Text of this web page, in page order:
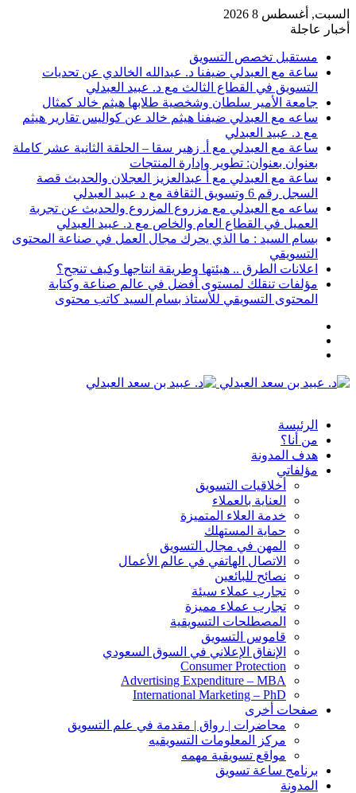
السبت, أغسطس 8 2026
أخبار عاجلة
مستقبل تخصص التسويق
ساعة مع العبدلي ضيفنا د. عبدالله الخالدي عن تحديات
التسويق في القطاع الثالث مع د. عبيد العبدلي
جامعة الأمير سلطان وشخصية طلابها هيثم خالد كمثال
ساعه مع العبدلي ضيفنا هيثم خالد عن كواليس تقارير هيثم
مع د. عبيد العبدلي
ساعة مع العبدلي مع أ. زهير سقا – الحلقة الثانية عشر كاملة
بعنوان بعنوان: تطوير وإدارة المنتجات
ساعة مع العبدلي مع أ عبدالعزيز العجلان والحديث قصة
السجل رقم 6 وتسويق الثقافة مع د عبيد العبدلي
ساعه مع العبدلي مع مزروع المزروع والحديث عن تجربة
العميل في القطاع العام والخاص مع د. عبيد العبدلي
بسام السيد : ما الذي يحرك مجال العمل في صناعة المحتوى
التسويقي
اعلانات الطرق .. هيئتها وطريقة انتاجها وكيف تنجح؟
مؤلفات تنقلك لمستوى أفضل في عالم صناعة وكتابة
المحتوى التسويقي للأستاذ بسام السيد كاتب محتوى
القائمة
الرئيسة
من أنا؟
هدف المدونة
مؤلفاتي
أخلاقيات التسويق
العناية بالعملاء
خدمة العلاء المتميزة
حماية المستهلك
المهن في مجال التسويق
الاتصال الهاتفي في عالم الأعمال
نصائح للبائعين
تجارب عملاء سيئة
تجارب عملاء مميزة
المصطلحات التسويقية
قاموس التسويق
الإنفاق الإعلاني في السوق السعودي
Consumer Protection
Advertising Expenditure – MBA
International Marketing – PhD
صفحات أخرى
محاضرات | رواق | مقدمة في علم التسويق
مركز المعلومات التسويقيه
مواقع تسويقية مهمه
برنامج ساعة تسويق
المدونة